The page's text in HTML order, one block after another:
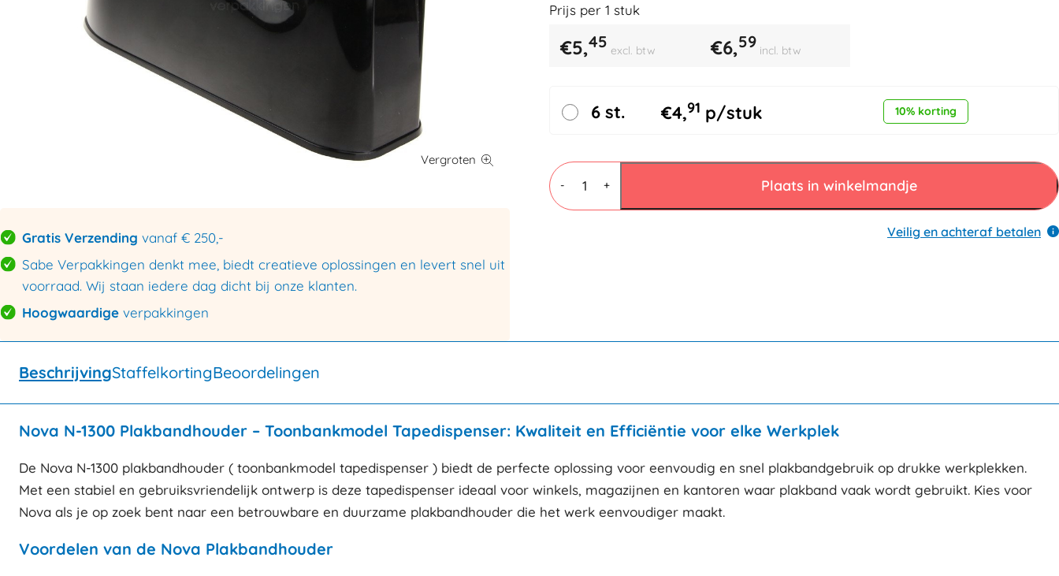
Gratis Verzending vanaf € 250,-
Sabe Verpakkingen denkt mee, biedt creatieve oplossingen en levert snel uit
voorraad. Wij staan iedere dag dicht bij onze klanten.
Hoogwaardige verpakkingen
Prijs per 1 stuk
€5,45 excl. btw €6,59 incl. btw
6 st. €4,91 p/stuk 10% korting
-
N-
1300
Plakbandhouder
zwart
+ Plaats in winkelmandje
Veilig en achteraf betalen
BeschrijvingStaffelkortingBeoordelingen
Nova N-1300 Plakbandhouder – Toonbankmodel Tapedispenser: Kwaliteit en Efficiëntie voor elke Werkplek
De Nova N-1300 plakbandhouder ( toonbankmodel tapedispenser ) biedt de perfecte oplossing voor eenvoudig en snel plakbandgebruik op drukke werkplekken.
Met een stabiel en gebruiksvriendelijk ontwerp is deze tapedispenser ideaal voor winkels, magazijnen en kantoren waar plakband vaak wordt gebruikt. Kies voor
Nova als je op zoek bent naar een betrouwbare en duurzame plakbandhouder die het werk eenvoudiger maakt.
Voordelen van de Nova Plakbandhouder